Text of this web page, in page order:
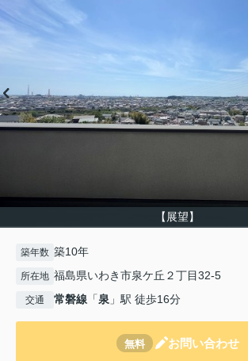
【展望】
築年数 築10年
所在地 福島県いわき市泉ケ丘２丁目32-5
交通 常磐線 「泉 」駅 徒歩16分
無料 お問い合わせ